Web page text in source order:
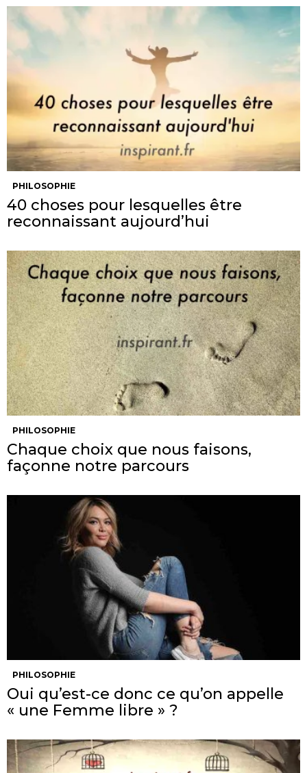
PHILOSOPHIE
40 choses pour lesquelles être
reconnaissant aujourd’hui
PHILOSOPHIE
Chaque choix que nous faisons,
façonne notre parcours
PHILOSOPHIE
Oui qu’est-ce donc ce qu’on appelle
« une Femme libre » ?